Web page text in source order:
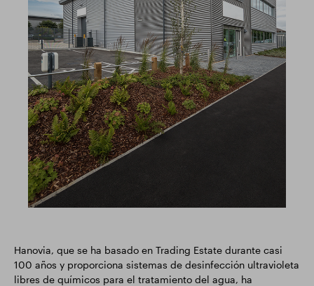
Hanovia, que se ha basado en Trading Estate durante casi
100 años y proporciona sistemas de desinfección ultravioleta
libres de químicos para el tratamiento del agua, ha